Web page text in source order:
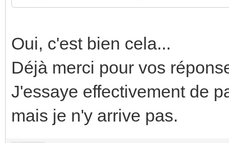
Oui, c'est bien cela...
Déjà merci pour vos
J'essaye effectivement de
mais je n'y arrive pas.